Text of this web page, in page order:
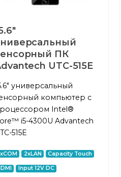
ПК
UTC-515E
универсальный
компьютер с
Intel®
i5-4300U Advantech
515E
2xLAN Capacity Touch
Input 12V DC